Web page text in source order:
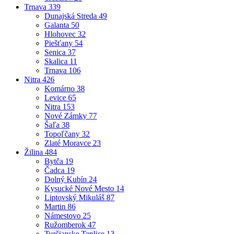
Trnava 339
Dunajská Streda 49
Galanta 50
Hlohovec 32
Piešťany 54
Senica 37
Skalica 11
Trnava 106
Nitra 426
Komárno 38
Levice 65
Nitra 153
Nové Zámky 77
Šaľa 38
Topoľčany 32
Zlaté Moravce 23
Žilina 484
Bytča 19
Čadca 19
Dolný Kubín 24
Kysucké Nové Mesto 14
Liptovský Mikuláš 87
Martin 86
Námestovo 25
Ružomberok 47